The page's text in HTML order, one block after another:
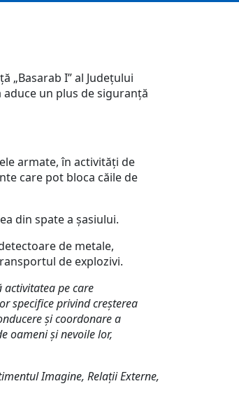
„Basarab I” al Județului
un plus de siguranță
armate, în activităţi de
care pot bloca căile de
din spate a şasiului.
de metale,
de explozivi.
activitatea pe care
specifice privind creşterea
şi coordonare a
oameni și nevoile lor,
Imagine, Relații Externe,